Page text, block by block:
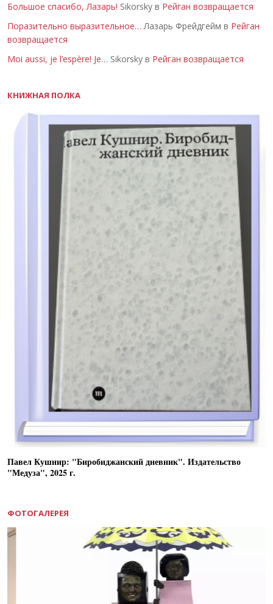
Большое спасибо, Лазарь! Sikorsky в Рейган возвращается
Поразительно выразительное… Лазарь Фрейдгейм в Рейган
возвращается
Moi aussi, je l’espère! Je… Sikorsky в Рейган возвращается
КНИЖНАЯ ПОЛКА
Павел Кушнир: "Биробиджанский дневник". Издательство
"Медуза", 2025 г.
ФОТОГАЛЕРЕЯ